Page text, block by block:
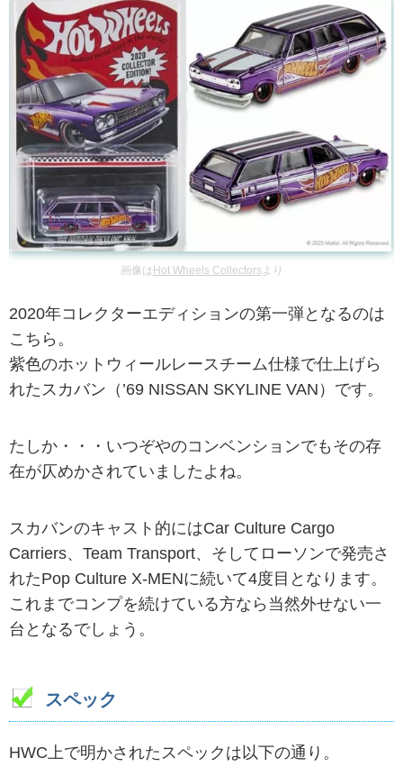
画像は Hot Wheels Collectors より
2020年コレクターエディションの第一弾となるのは
こちら。
紫色のホットウィールレースチーム仕様で仕上げら
れたスカバン（’69 NISSAN SKYLINE VAN）です。
たしか・・・いつぞやのコンベンションでもその存
在が仄めかされていましたよね。
スカバンのキャスト的にはCar Culture Cargo
Carriers、Team Transport、そしてローソンで発売さ
れたPop Culture X-MENに続いて4度目となります。
これまでコンプを続けている方なら当然外せない一
台となるでしょう。
スペック
HWC上で明かされたスペックは以下の通り。